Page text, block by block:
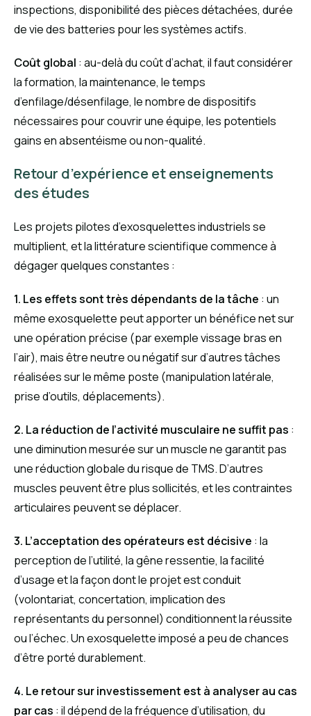
inspections, disponibilité des pièces détachées, durée
de vie des batteries pour les systèmes actifs.
Coût global : au-delà du coût d’achat, il faut considérer
la formation, la maintenance, le temps
d’enfilage/désenfilage, le nombre de dispositifs
nécessaires pour couvrir une équipe, les potentiels
gains en absentéisme ou non-qualité.
Retour d’expérience et enseignements
des études
Les projets pilotes d’exosquelettes industriels se
multiplient, et la littérature scientifique commence à
dégager quelques constantes :
1. Les effets sont très dépendants de la tâche : un
même exosquelette peut apporter un bénéfice net sur
une opération précise (par exemple vissage bras en
l’air), mais être neutre ou négatif sur d’autres tâches
réalisées sur le même poste (manipulation latérale,
prise d’outils, déplacements).
2. La réduction de l’activité musculaire ne suffit pas :
une diminution mesurée sur un muscle ne garantit pas
une réduction globale du risque de TMS. D’autres
muscles peuvent être plus sollicités, et les contraintes
articulaires peuvent se déplacer.
3. L’acceptation des opérateurs est décisive : la
perception de l’utilité, la gêne ressentie, la facilité
d’usage et la façon dont le projet est conduit
(volontariat, concertation, implication des
représentants du personnel) conditionnent la réussite
ou l’échec. Un exosquelette imposé a peu de chances
d’être porté durablement.
4. Le retour sur investissement est à analyser au cas
par cas : il dépend de la fréquence d’utilisation, du